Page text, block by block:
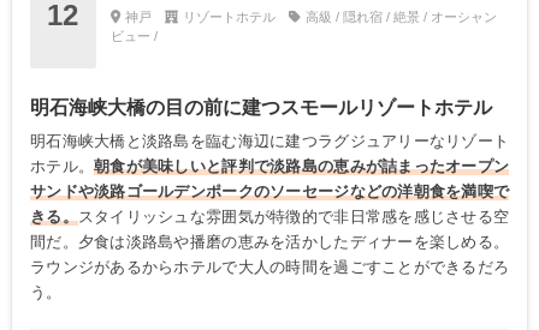
12 神戸 リゾートホテル
高級 / 隠れ宿 / 絶景 / オーシャン
ビュー /
明石海峡大橋の目の前に建つスモールリゾートホテル
明石海峡大橋と淡路島を臨む海辺に建つラグジュアリーなリゾート
ホテル。朝食が美味しいと評判で淡路島の恵みが詰まったオープン
サンドや淡路ゴールデンポークのソーセージなどの洋朝食を満喫で
きる。
スタイリッシュな雰囲気が特徴的で非日常感を感じさせる空
間だ。夕食は淡路島や播磨の恵みを活かしたディナーを楽しめる。
ラウンジがあるからホテルで大人の時間を過ごすことができるだろ
う。